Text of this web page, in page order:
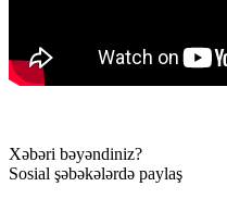
Xəbəri bəyəndiniz?
Sosial şəbəkələrdə paylaş